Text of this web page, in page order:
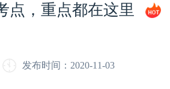
点，重点都在这里
发布时间：2020-11-03